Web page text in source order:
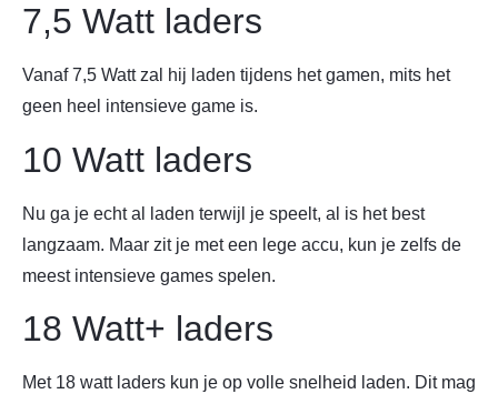
7,5 Watt laders
Vanaf 7,5 Watt zal hij laden tijdens het gamen, mits het
geen heel intensieve game is.
10 Watt laders
Nu ga je echt al laden terwijl je speelt, al is het best
langzaam. Maar zit je met een lege accu, kun je zelfs de
meest intensieve games spelen.
18 Watt+ laders
Met 18 watt laders kun je op volle snelheid laden. Dit mag